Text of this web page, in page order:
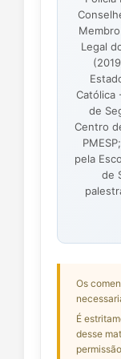
Legal
Católica
de
Centro
pela
de
Os
É
desse